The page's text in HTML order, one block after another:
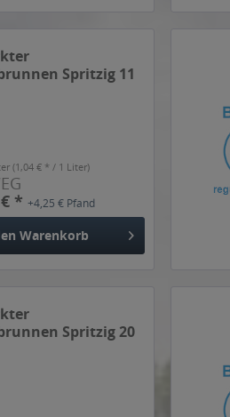
Spritzig 11
(1,04 € * / 1 Liter)
€ *+4,25 € Pfand
Warenkorb
Spritzig 20